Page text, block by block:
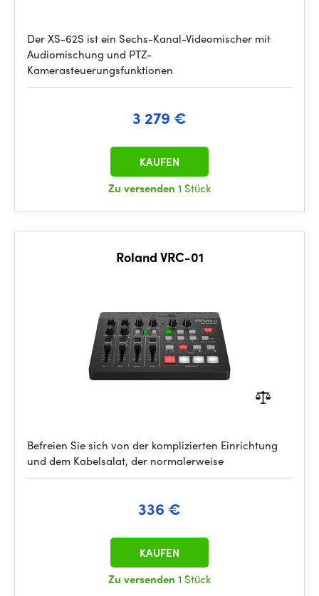
Der XS-62S ist ein Sechs-Kanal-Videomischer mit
Audiomischung und PTZ-
Kamerasteuerungsfunktionen
3 279 €
Zu versenden 1 Stück
KAUFEN
Roland VRC-01
Befreien Sie sich von der komplizierten Einrichtung
und dem Kabelsalat, der normalerweise
336 €
Zu versenden 1 Stück
KAUFEN